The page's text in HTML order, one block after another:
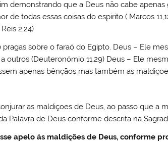
demonstrando que a Deus não cabe
de todas essas coisas do espirito ( Marcos
2,24)
sobre o faraó do Egipto. Deus – Ele
outros (Deuteronómio 11,29) Deus – Ele
apenas bênçãos mas também as
as maldiçoes de Deus, ao passo que a
Palavra de Deus conforme descrita na
apelo ás maldições de Deus, conforme